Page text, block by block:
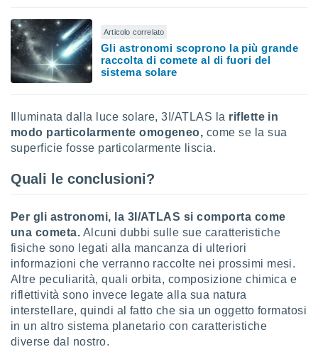
Articolo correlato
Gli astronomi scoprono la più grande
raccolta di comete al di fuori del
sistema solare
Illuminata dalla luce solare, 3I/ATLAS la riflette in
modo particolarmente omogeneo, come se la sua
superficie fosse particolarmente liscia.
Quali le conclusioni?
Per gli astronomi, la 3I/ATLAS si comporta come
una cometa. Alcuni dubbi sulle sue caratteristiche
fisiche sono legati alla mancanza di ulteriori
informazioni che verranno raccolte nei prossimi mesi.
Altre peculiarità, quali orbita, composizione chimica e
riflettività sono invece legate alla sua natura
interstellare, quindi al fatto che sia un oggetto formatosi
in un altro sistema planetario con caratteristiche
diverse dal nostro.